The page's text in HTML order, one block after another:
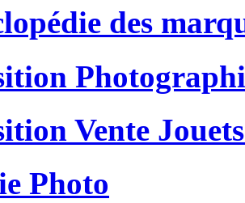
des
Vente
Photo